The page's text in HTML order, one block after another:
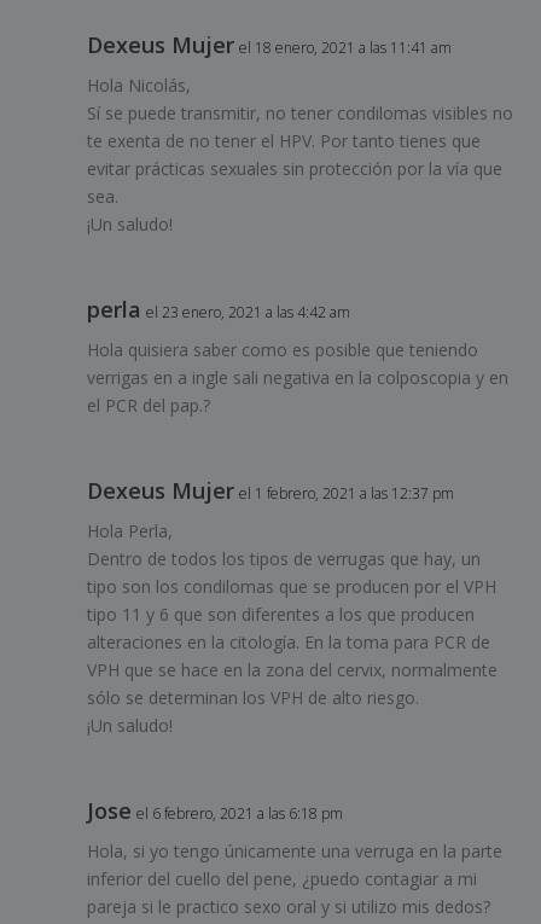
Dexeus Mujer el 18 enero, 2021 a las 11:41 am
Hola Nicolás,
Sí se puede transmitir, no tener condilomas visibles no
te exenta de no tener el HPV. Por tanto tienes que
evitar prácticas sexuales sin protección por la vía que
sea.
¡Un saludo!
perla el 23 enero, 2021 a las 4:42 am
Hola quisiera saber como es posible que teniendo
verrigas en a ingle sali negativa en la colposcopia y en
el PCR del pap.?
Dexeus Mujer el 1 febrero, 2021 a las 12:37 pm
Hola Perla,
Dentro de todos los tipos de verrugas que hay, un
tipo son los condilomas que se producen por el VPH
tipo 11 y 6 que son diferentes a los que producen
alteraciones en la citología. En la toma para PCR de
VPH que se hace en la zona del cervix, normalmente
sólo se determinan los VPH de alto riesgo.
¡Un saludo!
Jose el 6 febrero, 2021 a las 6:18 pm
Hola, si yo tengo únicamente una verruga en la parte
inferior del cuello del pene, ¿puedo contagiar a mi
pareja si le practico sexo oral y si utilizo mis dedos?